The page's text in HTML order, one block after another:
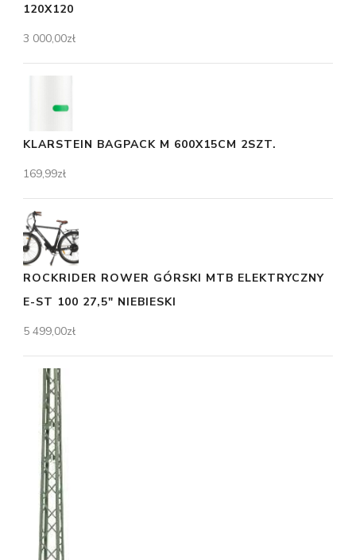
120X120
3 000,00zł
KLARSTEIN BAGPACK M 600X15CM 2SZT.
169,99zł
ROCKRIDER ROWER GÓRSKI MTB ELEKTRYCZNY
E-ST 100 27,5" NIEBIESKI
5 499,00zł